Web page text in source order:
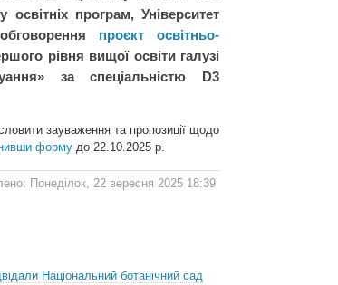
програм, Університет
проєкт освітньо-
рівня вищої освіти галузі
за спеціальністю D3
зауваження та пропозиції щодо
форму до 22.10.2025 р.
Понеділок, 22 вересня 2025 18:39
Національний ботанічний сад